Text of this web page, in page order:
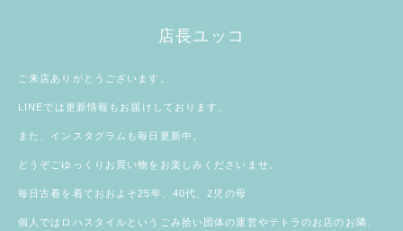
店長ユッコ
ご来店ありがとうございます。
LINEでは更新情報もお届けしております。
また、 インスタグラム も毎日更新中。
どうぞごゆっくりお買い物をお楽しみくださいませ。
毎日古着を着ておおよそ25年、40代、2児の母
個人では ロハスタイル というごみ拾い団体の運営やテトラのお店のお隣、